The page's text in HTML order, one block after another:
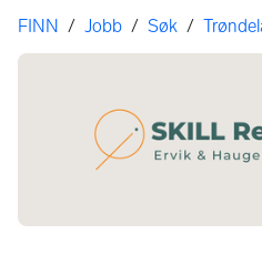
Her er du
FINN / Jobb / Søk /